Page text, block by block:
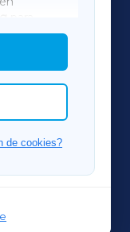
das
de cookies?